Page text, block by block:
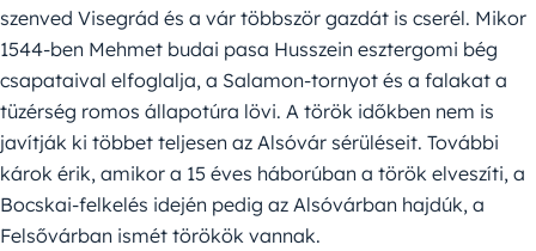
szenved Visegrád és a vár többször gazdát is cserél. Mikor
1544-ben Mehmet budai pasa Husszein esztergomi bég
csapataival elfoglalja, a Salamon-tornyot és a falakat a
tüzérség romos állapotúra lövi. A török időkben nem is
javítják ki többet teljesen az Alsóvár sérüléseit. További
károk érik, amikor a 15 éves háborúban a török elveszíti, a
Bocskai-felkelés idején pedig az Alsóvárban hajdúk, a
Felsővárban ismét törökök vannak.